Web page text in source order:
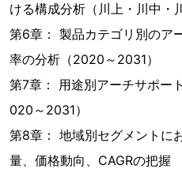
ける構成分析（川上・川中・
第6章： 製品カテゴリ別のア
率の分析（2020～2031）
第7章： 用途別アーチサポー
020～2031）
第8章： 地域別セグメントに
量、価格動向、CAGRの把握